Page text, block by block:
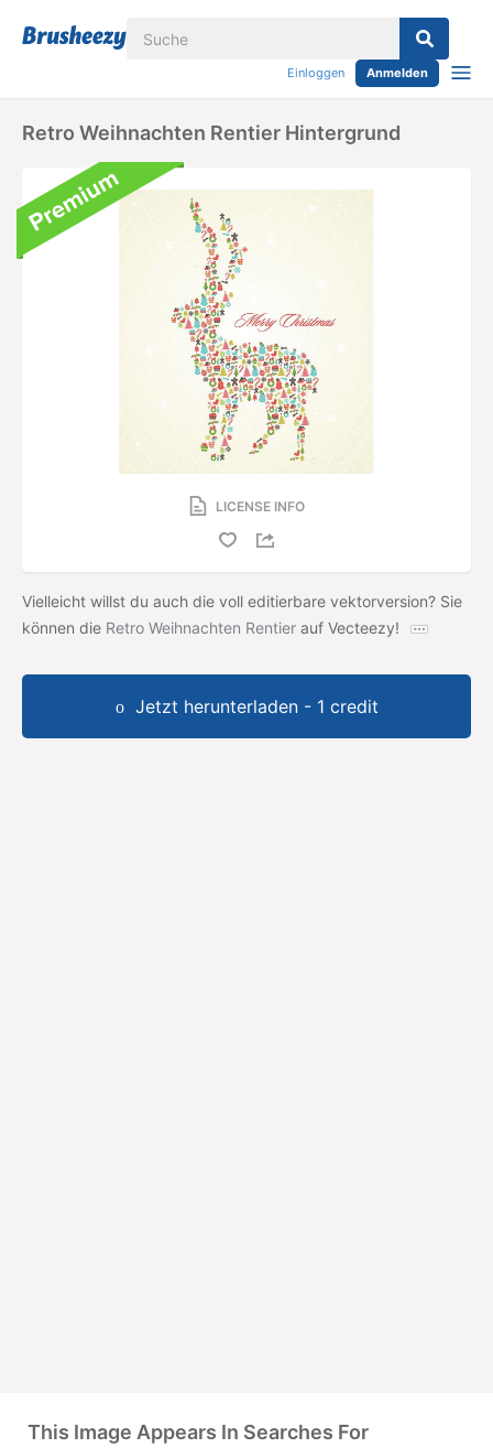
Einloggen Anmelden
Retro Weihnachten Rentier Hintergrund
LICENSE INFO
Vielleicht willst du auch die voll editierbare vektorversion? Sie
können die Retro Weihnachten Rentier auf Vecteezy!
Jetzt herunterladen - 1 credit
This Image Appears In Searches For